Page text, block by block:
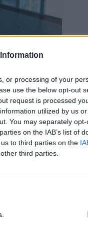
or processing of your
use the below opt-out
request is processed
utilized by us
You may separately
on the IAB’s list of
to third parties on the
third parties.
veřejnost vždy
plně obsazen
drah
je však pro
najdete u vstupu
Poláková.
úterý, v pátek
provozu každé